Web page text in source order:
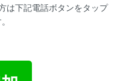
は下記電話ボタンをタップ